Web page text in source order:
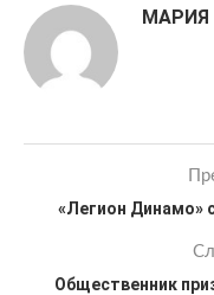
МАРИЯ
«Легион Динамо»
Общественник